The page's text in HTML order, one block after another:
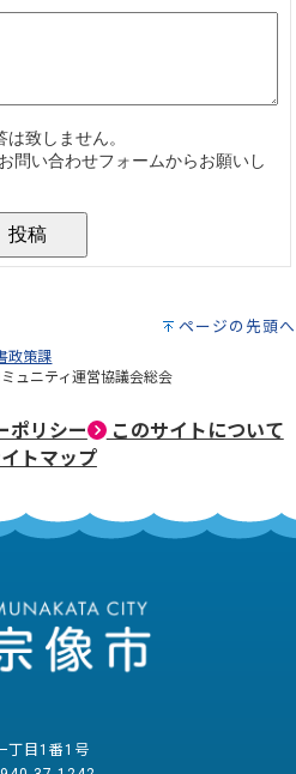
ページの先頭へ
政策課
ュニティ運営協議会総会
ポリシー
このサイトについて
トマップ
丁目1番1号